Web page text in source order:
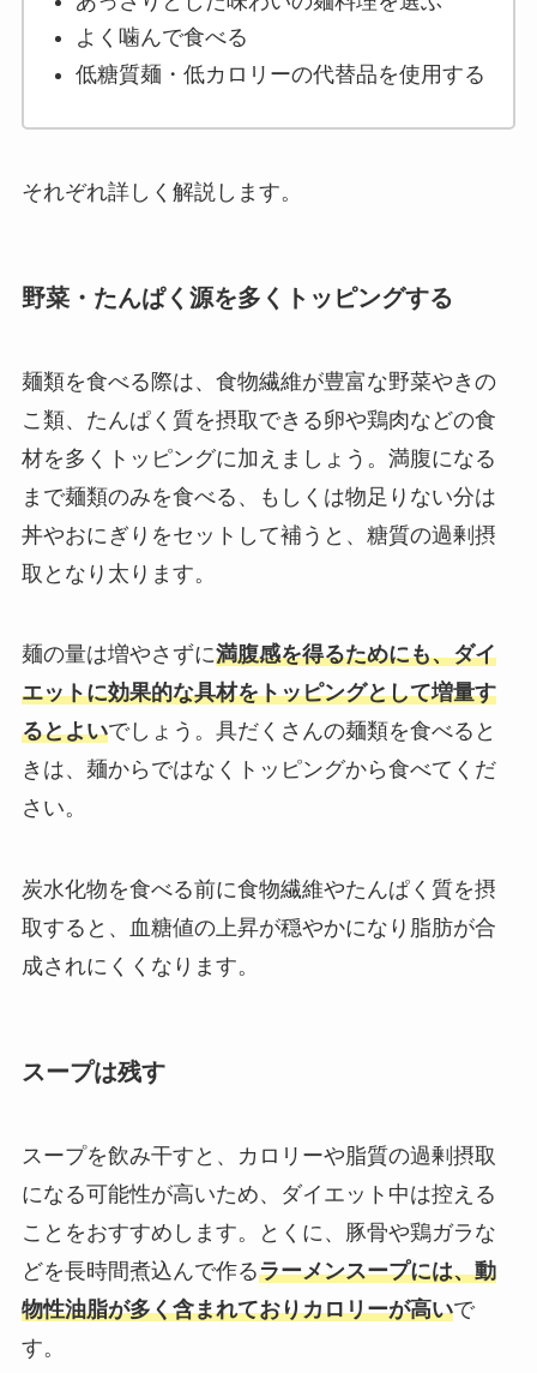
よく噛んで食べる
低糖質麺・低カロリーの代替品を使用する
それぞれ詳しく解説します。
野菜・たんぱく源を多くトッピングする
麺類を食べる際は、食物繊維が豊富な野菜やきの
こ類、たんぱく質を摂取できる卵や鶏肉などの食
材を多くトッピングに加えましょう。満腹になる
まで麺類のみを食べる、もしくは物足りない分は
丼やおにぎりをセットして補うと、糖質の過剰摂
取となり太ります。
麺の量は増やさずに満腹感を得るためにも、ダイ
エットに効果的な具材をトッピングとして増量す
るとよいでしょう。具だくさんの麺類を食べると
きは、麺からではなくトッピングから食べてくだ
さい。
炭水化物を食べる前に食物繊維やたんぱく質を摂
取すると、血糖値の上昇が穏やかになり脂肪が合
成されにくくなります。
スープは残す
スープを飲み干すと、カロリーや脂質の過剰摂取
になる可能性が高いため、ダイエット中は控える
ことをおすすめします。とくに、豚骨や鶏ガラな
どを長時間煮込んで作るラーメンスープには、動
物性油脂が多く含まれておりカロリーが高いで
す。